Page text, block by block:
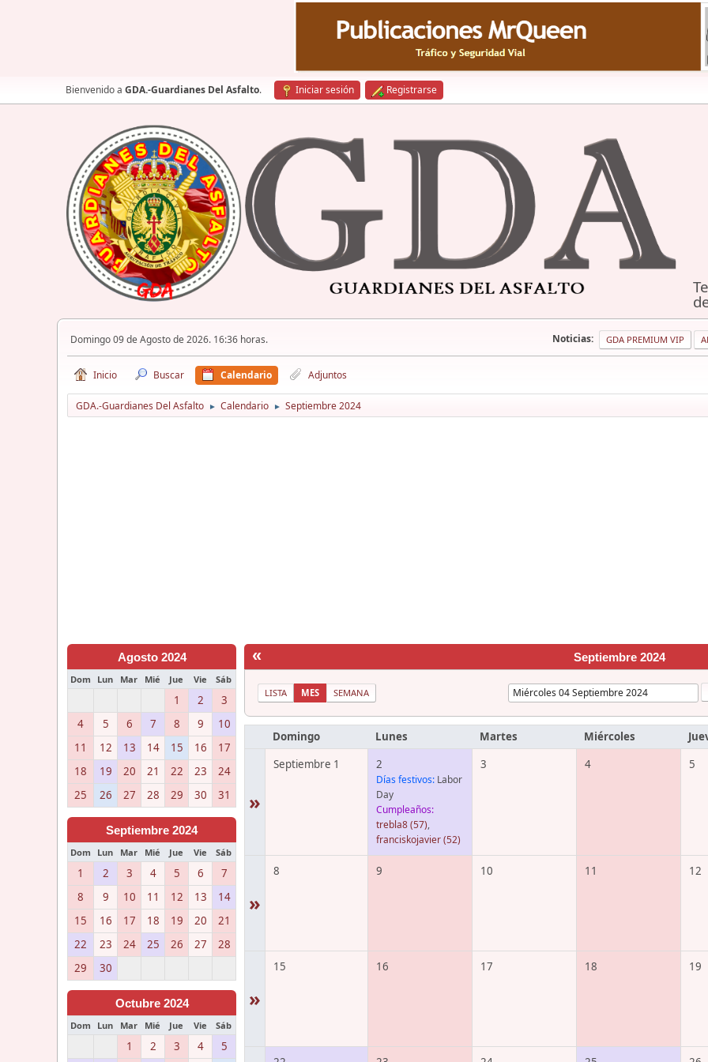
Bienvenido a GDA.-Guardianes Del Asfalto. Iniciar sesión Registrarse
Domingo 09 de Agosto de 2026. 16:36 horas. Noticias: GDA PREMIUM VIP
Inicio Buscar Calendario Adjuntos
GDA.-Guardianes Del Asfalto ► Calendario ► Septiembre 2024
Agosto 2024
Dom Lun Mar Mié Jue Vie Sáb
1 2
3
4
5 6 7 8 9
10
11
12 13 14 15 16
17
18
19 20 21 22 23
24
25
26 27 28 29 30 31
Septiembre 2024
Dom Lun Mar Mié Jue Vie Sáb
1 2 3 4 5 6
7
8
9 10 11 12 13
14
15
16 17 18 19 20
21
22
23 24 25 26 27
28
29
30
Octubre 2024
Dom Lun Mar Mié Jue Vie Sáb
1 2 3 4 5
« Septiembre 2024
LISTA MES SEMANA
Domingo Lunes Martes Miércoles
»
Septiembre 1 2
Días festivos: Labor
Day
Cumpleaños:
trebla8(57),
franciskojavier(52)
3 4 5
»
8 9 10 11 12
»
15 16 17 18 19